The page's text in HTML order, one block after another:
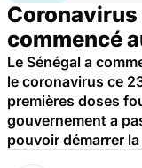
Coronavirus
commencé
Le Sénégal a
le coronavirus ce
premières doses
gouvernement a
pouvoir démarrer